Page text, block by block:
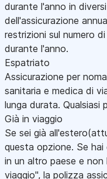
durante l'anno in
dell'assicurazione
restrizioni sul numero
durante l'anno.
Espatriato
Assicurazione per
sanitaria e medica di
lunga durata. Qualsiasi
Già in viaggio
Se sei già
questa opzione. Se
in un altro paese e
viaggio", la polizza